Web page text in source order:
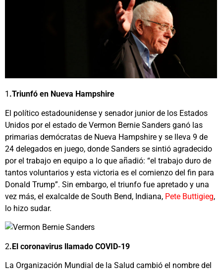
1 .Triunfó en Nueva Hampshire
El político estadounidense y senador junior de los Estados
Unidos por el estado de Vermon Bernie Sanders ganó las
primarias demócratas de Nueva Hampshire y se lleva 9 de
24 delegados en juego, donde Sanders se sintió agradecido
por el trabajo en equipo a lo que añadió: “el trabajo duro de
tantos voluntarios y esta victoria es el comienzo del fin para
Donald Trump”. Sin embargo, el triunfo fue apretado y una
vez más, el exalcalde de South Bend, Indiana, Pete Buttigieg,
lo hizo sudar.
2.El coronavirus llamado COVID-19
La Organización Mundial de la Salud cambió el nombre del